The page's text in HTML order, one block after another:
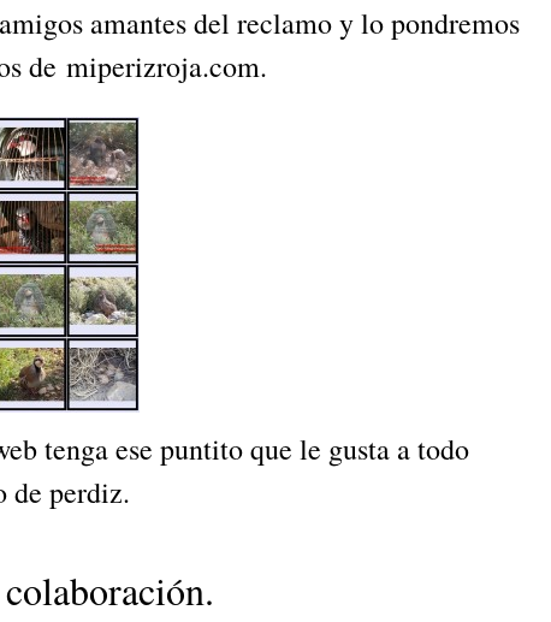
amantes del reclamo y lo pondremos
de miperizroja.com.
tenga ese puntito que le gusta a todo
de perdiz.